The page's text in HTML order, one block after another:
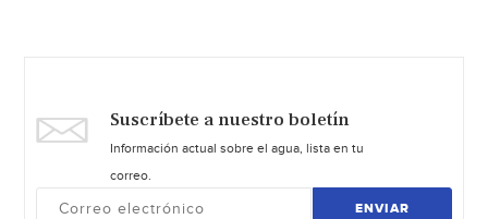
Suscríbete a nuestro boletín
Información actual sobre el agua, lista en tu
correo.
ENVIAR